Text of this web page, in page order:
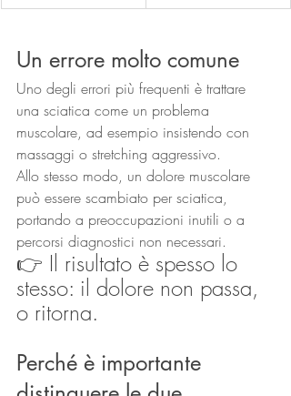
Un errore molto comune
Uno degli errori più frequenti è trattare
una sciatica come un problema
muscolare, ad esempio insistendo con
massaggi o stretching aggressivo.
Allo stesso modo, un dolore muscolare
può essere scambiato per sciatica,
portando a preoccupazioni inutili o a
percorsi diagnostici non necessari.
👉 Il risultato è spesso lo
stesso: il dolore non passa,
o ritorna.
Perché è importante